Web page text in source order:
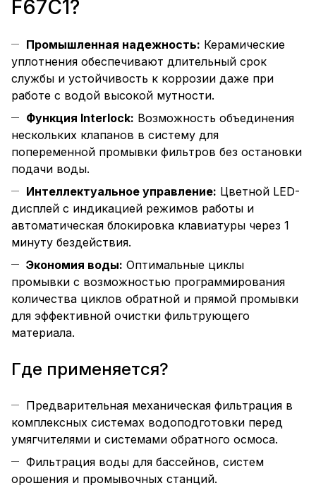
F67C1?
Промышленная надежность: Керамические
уплотнения обеспечивают длительный срок
службы и устойчивость к коррозии даже при
работе с водой высокой мутности.
Функция Interlock: Возможность объединения
нескольких клапанов в систему для
попеременной промывки фильтров без остановки
подачи воды.
Интеллектуальное управление: Цветной LED-
дисплей с индикацией режимов работы и
автоматическая блокировка клавиатуры через 1
минуту бездействия.
Экономия воды: Оптимальные циклы
промывки с возможностью программирования
количества циклов обратной и прямой промывки
для эффективной очистки фильтрующего
материала.
Где применяется?
Предварительная механическая фильтрация в
комплексных системах водоподготовки перед
умягчителями и системами обратного осмоса.
Фильтрация воды для бассейнов, систем
орошения и промывочных станций.